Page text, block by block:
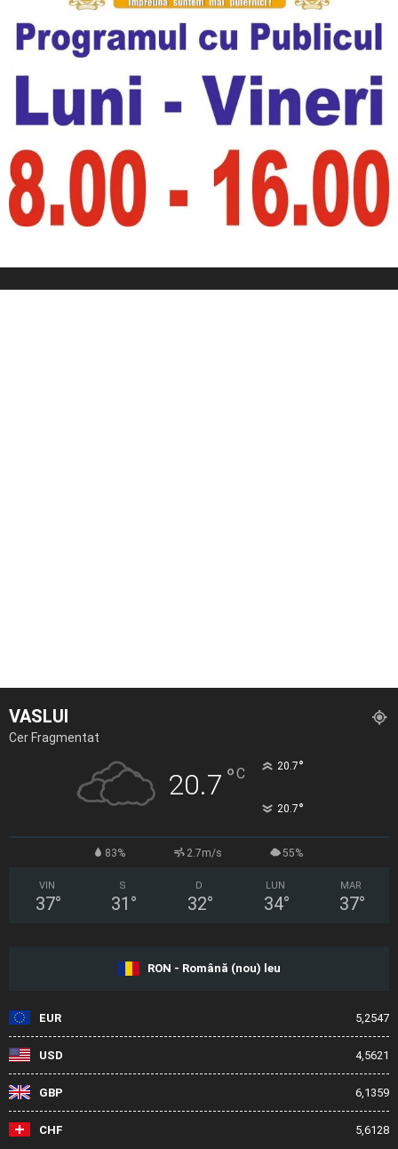
VASLUI
Cer Fragmentat
20.7 °C 20.7°
20.7°
83% 2.7m/s 55%
VIN
37°
S
31 °
D
32°
LUN
34°
MAR
37°
RON - Română (nou) leu
EUR 5,2547
USD 4,5621
GBP 6,1359
CHF 5,6128